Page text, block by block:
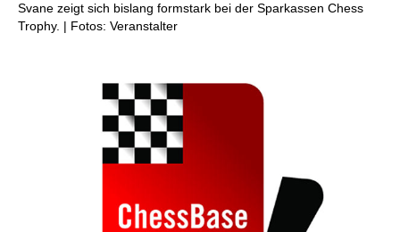
Svane zeigt sich bislang formstark bei der Sparkassen Chess
Trophy. | Fotos: Veranstalter